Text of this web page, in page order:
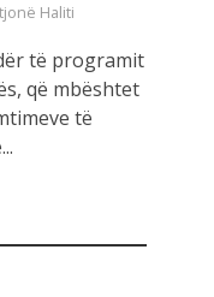
Haliti
të programit
që mbështet
të